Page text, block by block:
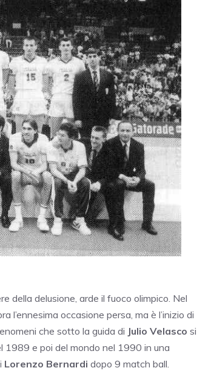
della delusione, arde il fuoco olimpico. Nel
occasione persa, ma è l’inizio di
che sotto la guida di Julio Velasco si
1989 e poi del mondo nel 1990 in una
Lorenzo Bernardi dopo 9 match ball.